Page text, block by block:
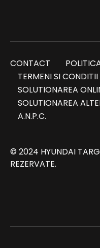
CONTACT
TERMENI SI CONDITII
SOLUTIONAREA
SOLUTIONAREA
A.N.P.C.
© 2024 HYUNDAI
REZERVATE.